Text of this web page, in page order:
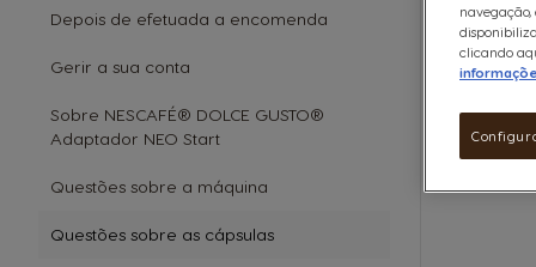
Depois de efetuada a encomenda
Gerir a sua conta
Sobre NESCAFÉ® DOLCE GUSTO®
Adaptador NEO Start
Questões sobre a máquina
Questões sobre as cápsulas
clicando